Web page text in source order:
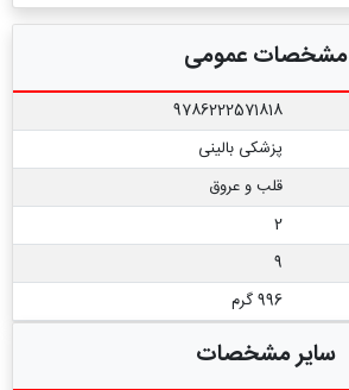
مشخصات عمومی
9786222571818
پزشکی بالینی
قلب و عروق
2
9
996 گرم
سایر مشخصات